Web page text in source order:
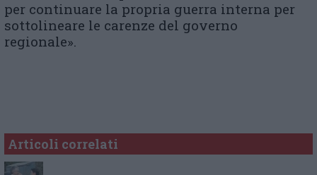
per continuare la propria guerra interna per
sottolineare le carenze del governo
regionale».
Articoli correlati